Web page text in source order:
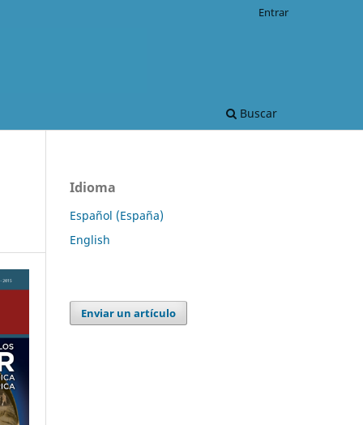
Buscar
Entrar
Idioma
Español (España)
English
Enviar un artículo